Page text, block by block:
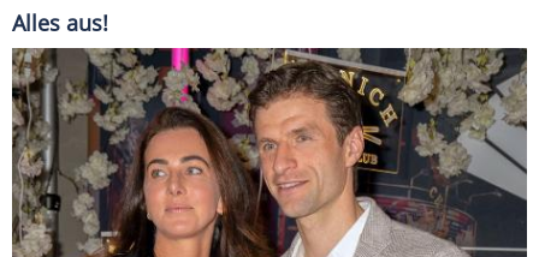
Alles aus!